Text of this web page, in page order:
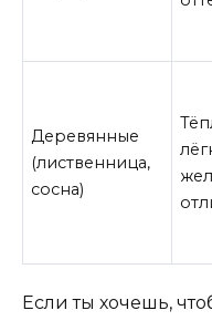
Деревянные
(лиственница,
сосна)
Если ты хочешь,